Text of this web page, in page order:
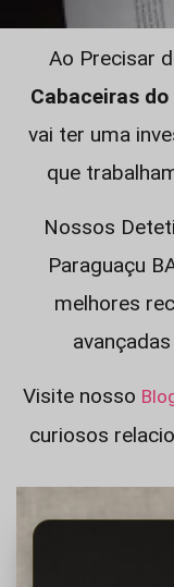
Ao Precisar
Cabaceiras
vai ter uma
que
Nossos
Paraguaçu
melhores
Visite nosso
curiosos